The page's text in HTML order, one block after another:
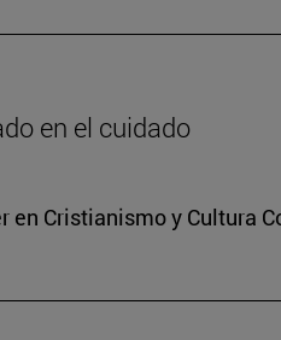
en el cuidado
Cristianismo y Cultura